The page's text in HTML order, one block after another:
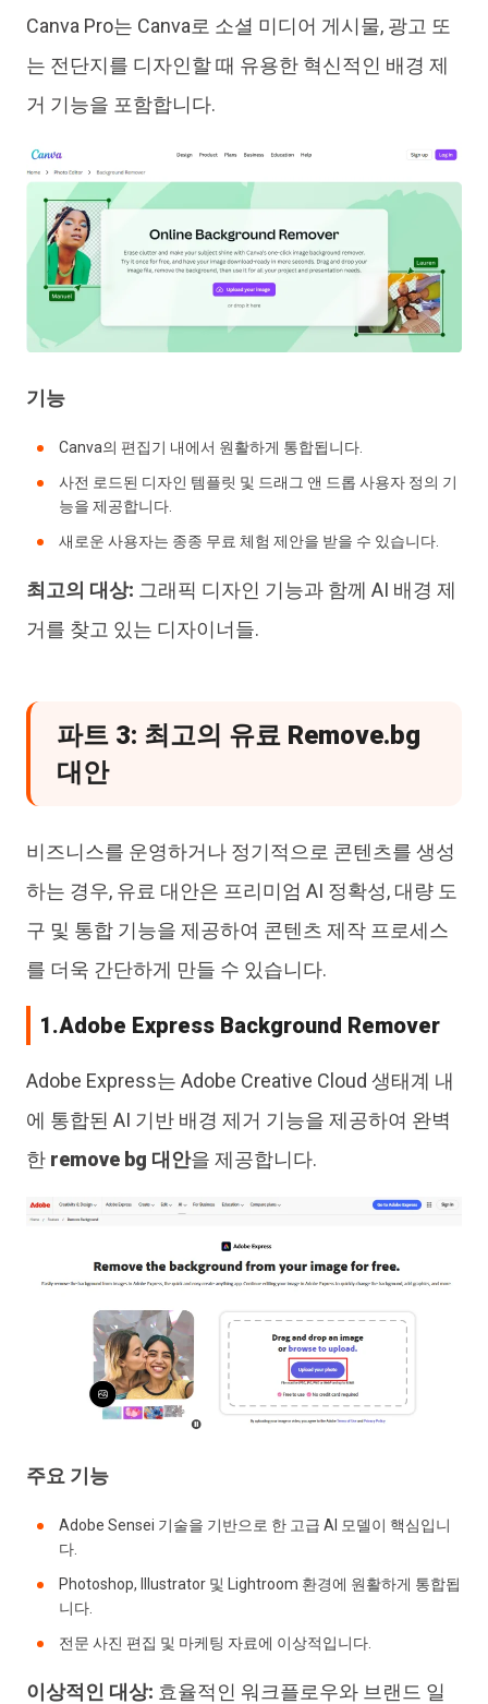
Canva Pro는 Canva로 소셜 미디어 게시물, 광고 또
는 전단지를 디자인할 때 유용한 혁신적인 배경 제
거 기능을 포함합니다.
기능
Canva의 편집기 내에서 원활하게 통합됩니다.
사전 로드된 디자인 템플릿 및 드래그 앤 드롭 사용자 정의 기
능을 제공합니다.
새로운 사용자는 종종 무료 체험 제안을 받을 수 있습니다.
최고의 대상: 그래픽 디자인 기능과 함께 AI 배경 제
거를 찾고 있는 디자이너들.
파트 3: 최고의 유료 Remove.bg
대안
비즈니스를 운영하거나 정기적으로 콘텐츠를 생성
하는 경우, 유료 대안은 프리미엄 AI 정확성, 대량 도
구 및 통합 기능을 제공하여 콘텐츠 제작 프로세스
를 더욱 간단하게 만들 수 있습니다.
1.Adobe Express Background Remover
Adobe Express는 Adobe Creative Cloud 생태계 내
에 통합된 AI 기반 배경 제거 기능을 제공하여 완벽
한 remove bg 대안을 제공합니다.
주요 기능
Adobe Sensei 기술을 기반으로 한 고급 AI 모델이 핵심입니
다.
Photoshop, Illustrator 및 Lightroom 환경에 원활하게 통합됩
니다.
전문 사진 편집 및 마케팅 자료에 이상적입니다.
이상적인 대상: 효율적인 워크플로우와 브랜드 일